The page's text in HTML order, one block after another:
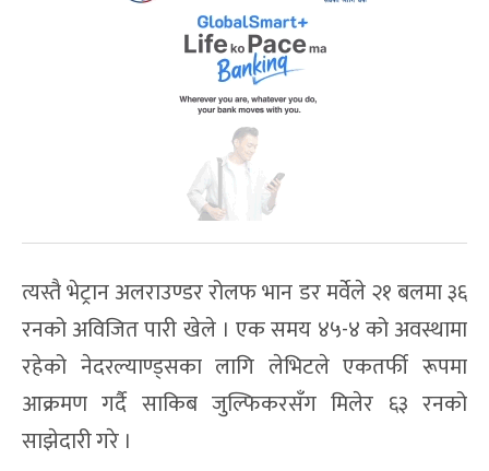
त्यस्तै भेट्रान अलराउण्डर रोलफ भान डर मर्वेले २१ बलमा ३६
रनको अविजित पारी खेले । एक समय ४५-४ को अवस्थामा
रहेको नेदरल्याण्ड्सका लागि लेभिटले एकतर्फी रूपमा
आक्रमण गर्दै साकिब जुल्फिकरसँग मिलेर ६३ रनको
साझेदारी गरे ।